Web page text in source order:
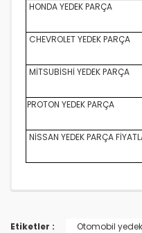
HONDA YEDEK PARÇA
CHEVROLET YEDEK PARÇA
MİTSUBİSHİ YEDEK PARÇA
PROTON YEDEK PARÇA
NİSSAN YEDEK PARÇA
Etiketler :
Otomobil